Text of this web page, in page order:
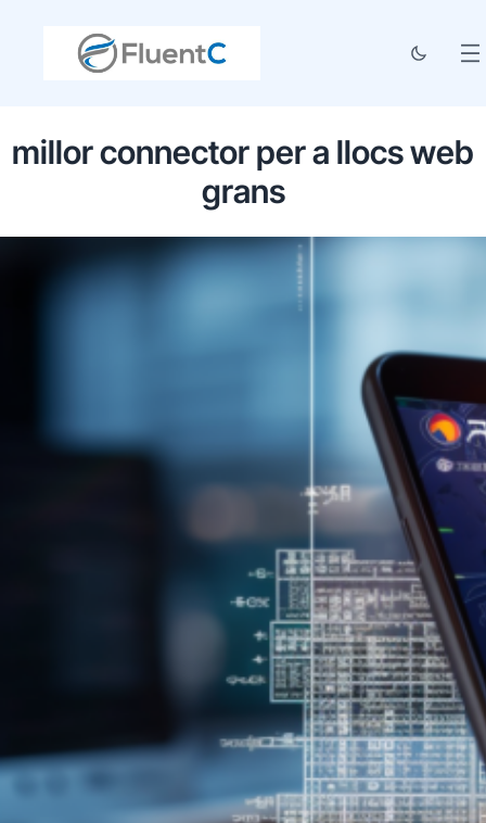
millor connector per a llocs web
grans